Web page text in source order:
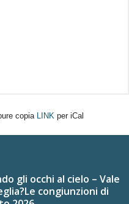
copia LINK per iCal
gli occhi al cielo – Vale
congiunzioni di